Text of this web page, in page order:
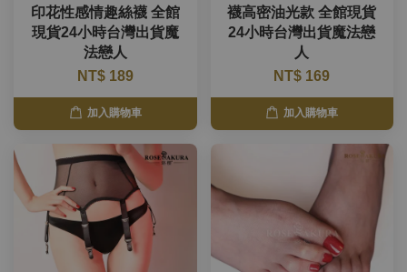
印花性感情趣絲襪 全館
現貨24小時台灣出貨魔
法戀人
NT$ 189
加入購物車
襪高密油光款 全館現貨
24小時台灣出貨魔法戀
人
NT$ 169
加入購物車